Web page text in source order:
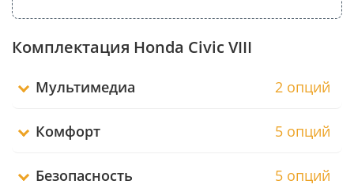
Комплектация Honda Civic VIII
Мультимедиа 2 опций
Комфорт 5 опций
Безопасность 5 опций